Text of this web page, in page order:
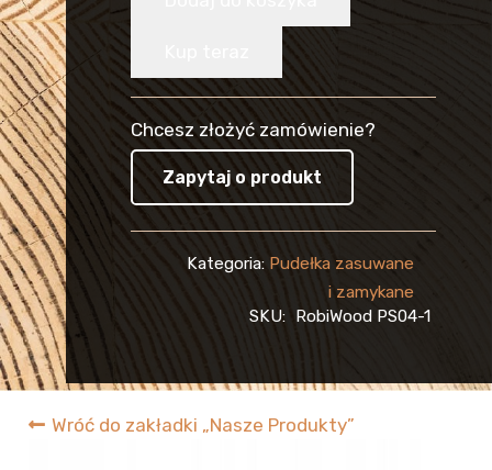
Wróć do zakładki „Nasze Produkty”
na 4
Wina,
Pudełko
Chcesz złożyć zamówienie?
Zapytaj o produkt
Kategoria: Pudełka zasuwane
i zamykane
SKU: RobiWood PS04-1